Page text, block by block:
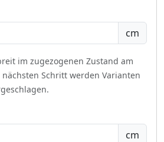
cm
im zugezogenen Zustand am
Schritt werden Varianten
cm